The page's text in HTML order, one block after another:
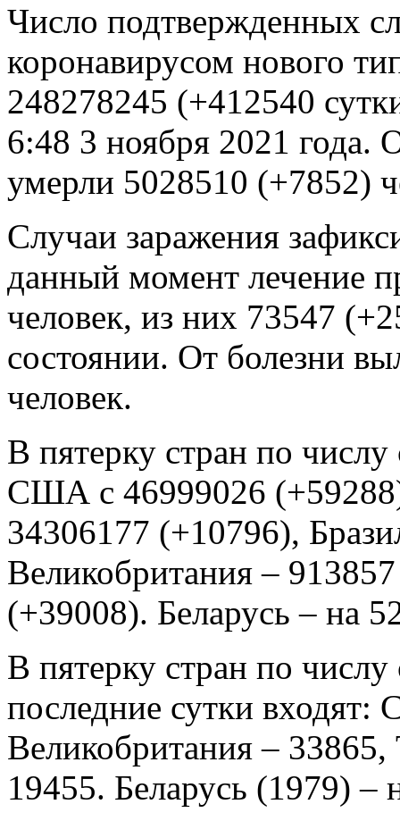
Число подтвержденных
коронавирусом нового
248278245 (+412540
6:48 3 ноября 2021 года.
умерли 5028510 (+7852)
Случаи заражения
данный момент лечение
человек, из них 73547
состоянии. От болезни
человек.
В пятерку стран по числу
США с 46999026
34306177 (+10796),
Великобритания –
(+39008). Беларусь – на
В пятерку стран по числу
последние сутки
Великобритания –
19455. Беларусь (1979) –